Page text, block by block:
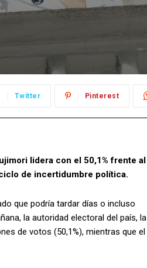
Twitter Pinterest
lidera con el 50,1% frente al
de incertidumbre política.
que podría tardar días o incluso
la autoridad electoral del país, la
de votos (50,1%), mientras que el